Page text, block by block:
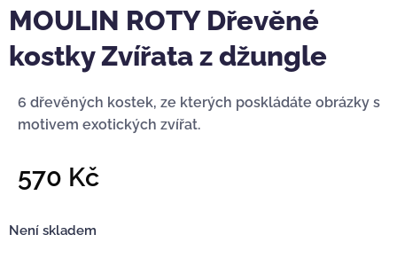
MOULIN ROTY Dřevěné
kostky Zvířata z džungle
6 dřevěných kostek, ze kterých poskládáte obrázky s
motivem exotických zvířat.
570 Kč
Není skladem